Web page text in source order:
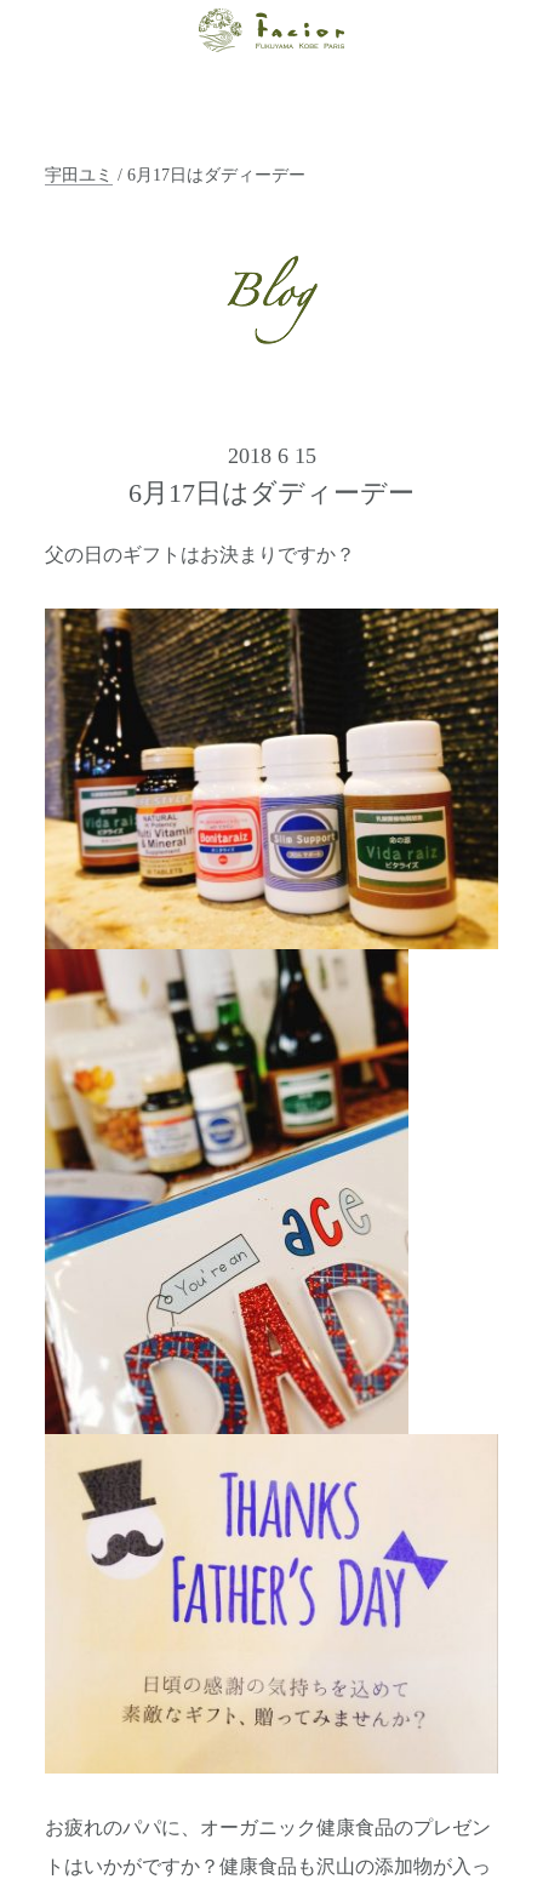
ン ファシオー
輝く美をトータ
ルでご提案しま
す。
宇田ユミ / 6月17日はダディーデー
2018 6 15
6月17日はダディーデー
父の日のギフトはお決まりですか？
お疲れのパパに、オーガニック健康食品のプレゼン
トはいかがですか？健康食品も沢山の添加物が入っ